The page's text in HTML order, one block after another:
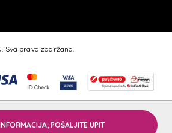
POŠALJITE UPIT
Sva prava zadržana.